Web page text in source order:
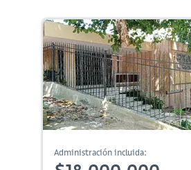
Administración incluida: